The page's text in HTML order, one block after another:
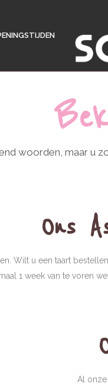
woorden, maar u
Ons
Wilt u een taart
1 week van te voren
Al onze